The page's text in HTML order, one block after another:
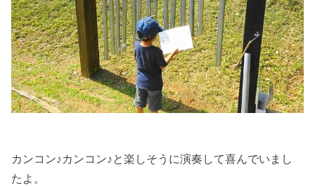
カンコン♪カンコン♪と楽しそうに演奏して喜んでいまし
たよ。